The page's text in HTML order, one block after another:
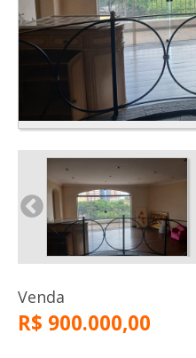
Venda
R$ 900.000,00